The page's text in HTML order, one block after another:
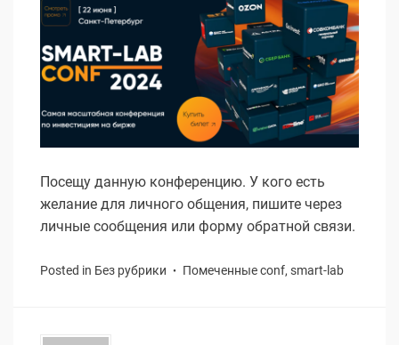
Посещу данную конференцию. У кого есть
желание для личного общения, пишите через
личные сообщения или форму обратной связи.
Posted in Без рубрики Помеченныеconf, smart-lab